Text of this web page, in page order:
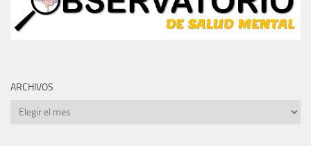
ARCHIVOS
Archivos